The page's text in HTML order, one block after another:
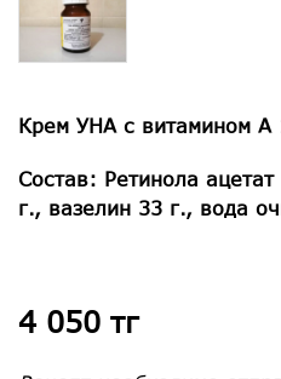
Крем УНА с витамином А
Состав: Ретинола
г., вазелин 33 г., вода
4 050 тг